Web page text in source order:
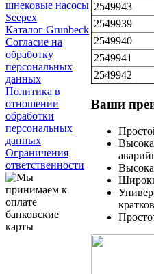
шнековые насосы
Seepex
Каталог Grunbeck
Согласие на
обработку
персональных
данных
Политика в
отношении
обработки
персональных
данных
Ограничения
ответственности
2549943
2549939
2549940
2549941
2549942
Ваши